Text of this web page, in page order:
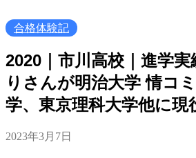
合格体験記
2020｜市川高校｜進学
りさんが明治大学 情コ
学、東京理科大学他に現
2023年3月7日